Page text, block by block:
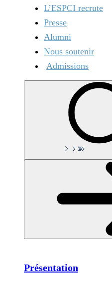
L’ESPCI recrute
Presse
Alumni
Nous soutenir
Admissions
Présentation